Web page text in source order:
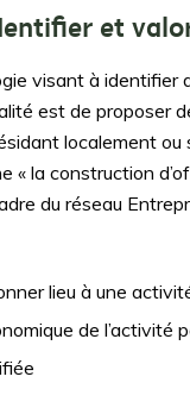
et
visant à
est de proposer
localement
la construction
du réseau
lieu à une
de l’activité